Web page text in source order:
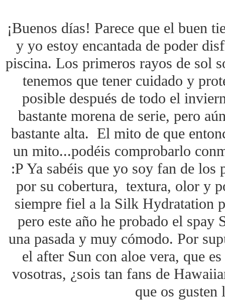
¡Buenos días! Parece que el buen
y yo estoy encantada de poder
piscina. Los primeros rayos de sol
tenemos que tener cuidado y
posible después de todo el
bastante morena de serie, pero
bastante alta. El mito de que
un mito...podéis comprobarlo
:P Ya sabéis que yo soy fan de los
por su cobertura, textura, olor y
siempre fiel a la Silk Hydratation
pero este año he probado el spay
una pasada y muy cómodo. Por
el after Sun con aloe vera, que
vosotras, ¿sois tan fans de
que os gusten